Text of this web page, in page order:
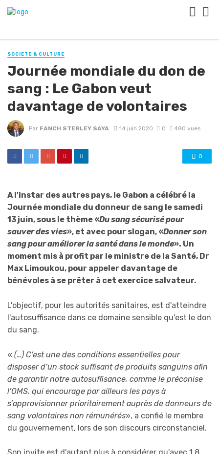
SOCIÉTÉ & CULTURE
Journée mondiale du don de
sang : Le Gabon veut
davantage de volontaires
Par FANCH STERLEY SAYA 14 juin 2020 0 480 vues
0
A l'instar des autres pays, le Gabon a célébré la
Journée mondiale du donneur de sang le samedi
13 juin, sous le thème «Du sang sécurisé pour
sauver des vies», et avec pour slogan, «Donner son
sang pour améliorer la santé dans le monde». Un
moment mis à profit par le ministre de la Santé, Dr
Max Limoukou, pour appeler davantage de
bénévoles à se prêter à cet exercice salvateur.
L'objectif, pour les autorités sanitaires, est d'atteindre
l'autosuffisance dans ce domaine sensible qu'est le don
du sang.
« (…) C’est une des conditions essentielles pour
disposer d’un stock suffisant de produits sanguins afin
de garantir notre autosuffisance, comme le préconise
l’OMS, qui encourage par ailleurs les pays à
s’approvisionner prioritairement auprès de donneurs de
sang volontaires non rémunérés», a confié le membre
du gouvernement, lors de son discours circonstanciel.